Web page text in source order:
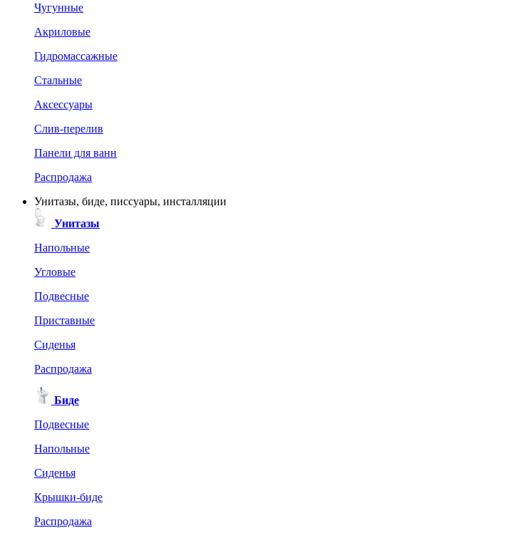
Чугунные
Акриловые
Гидромассажные
Стальные
Аксессуары
Слив-перелив
Панели для ванн
Распродажа
Унитазы, биде, писсуары, инсталляции
Унитазы
Напольные
Угловые
Подвесные
Приставные
Сиденья
Распродажа
Биде
Подвесные
Напольные
Сиденья
Крышки-биде
Распродажа